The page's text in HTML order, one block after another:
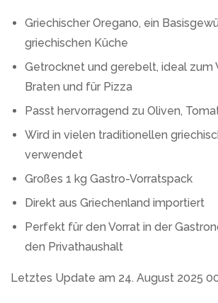
Griechischer Oregano, ein
griechischen Küche
Getrocknet und gerebelt, ideal zum
Braten und für Pizza
Passt hervorragend zu Oliven,
Wird in vielen traditionellen
verwendet
Großes 1 kg Gastro-Vorratspack
Direkt aus Griechenland importiert
Perfekt für den Vorrat in der
den Privathaushalt
Letztes Update am 24. August 2025